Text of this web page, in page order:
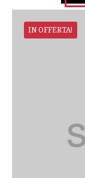
IN OFFERTA!